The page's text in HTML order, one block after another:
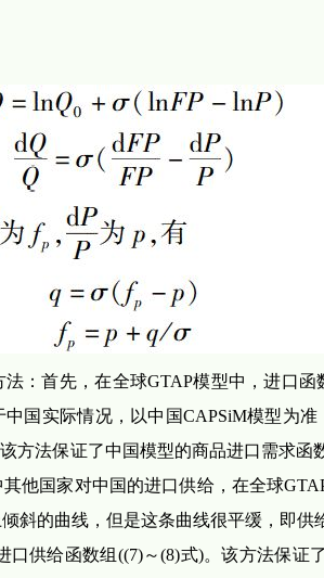
：首先，在全球GTAP模型中，进口函
国实际情况，以中国CAPSiM模型为
方法保证了中国模型的商品进口需求函
他国家对中国的进口供给，在全球
斜的曲线，但是这条曲线很平缓，即供
口供给函数组((7)～(8)式)。该方法保证